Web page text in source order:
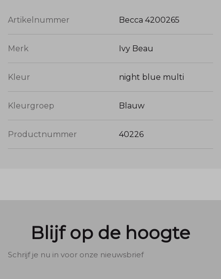
Artikelnummer Becca 4200265
Merk Ivy Beau
Kleur night blue multi
Kleurgroep Blauw
Productnummer 40226
Blijf op de hoogte
Schrijf je nu in voor onze nieuwsbrief